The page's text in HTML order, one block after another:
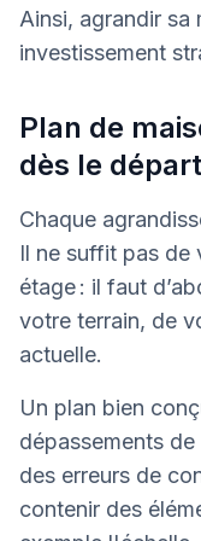
Ainsi, agrandir sa
investissement
Plan de
dès le départ
Chaque
Il ne suffit pas de
étage : il faut
votre terrain, de
actuelle.
Un plan bien
dépassements
des erreurs de
contenir des